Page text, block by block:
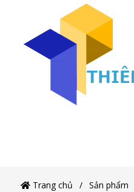
Trang chủ Sản phẩm